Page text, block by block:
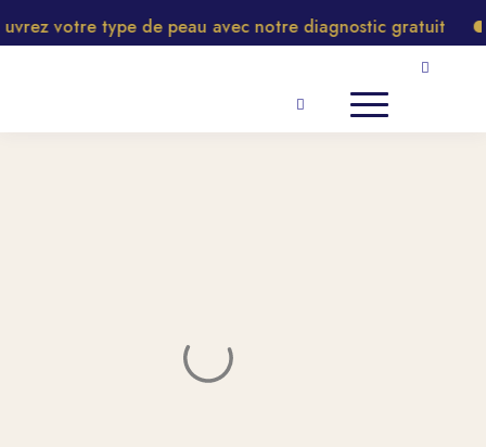
votre type de peau avec notre diagnostic gratuit